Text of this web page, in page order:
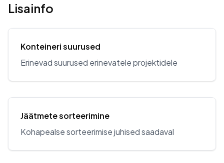
Lisainfo
Konteineri suurused
Erinevad suurused erinevatele projektidele
Jäätmete sorteerimine
Kohapealse sorteerimise juhised saadaval